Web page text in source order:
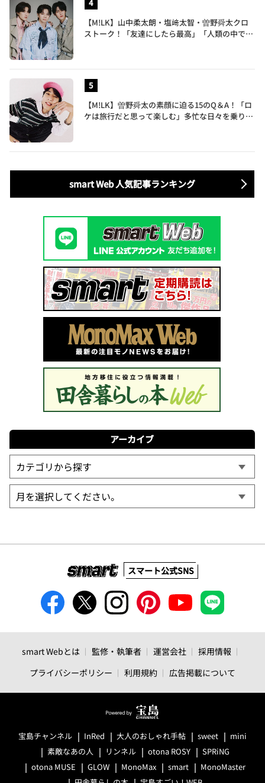
【M!LK】山中柔太朗・塩﨑太智・曽野舜太クロ
ストーク！「友達にしたら最高」「人類の中で桁
【M!LK】曽野舜太の素顔に迫る15のQ＆A！「ロ
ケは旅行だと思って楽しむ」多忙な日々を乗り切
smart Web 人気記事ランキング
アーカイブ
スマート公式SNS
smart Webとは 監修・執筆者 運営会社
採用情報
プライバシーポリシー
利用規約 広告掲載について
宝島チャンネル InRed 大人のおしゃれ手帖 sweet
mini
素敵なあの人
リンネル otona ROSY
SPRiNG
otona MUSE
GLOW MonoMax smart
MonoMaster